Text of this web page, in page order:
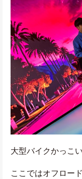
大型バイクかっこ
ここではオフロー